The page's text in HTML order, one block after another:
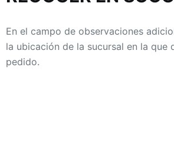
En el campo de observaciones
la ubicación de la sucursal en la que
pedido.